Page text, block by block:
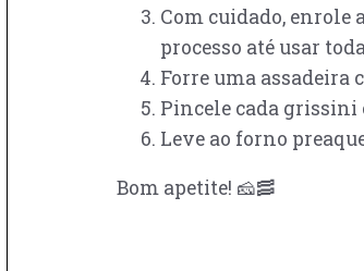
Com cuidado,
processo até usar
Forre uma assadeira
Pincele cada grissini
Leve ao forno
Bom apetite! 🧀🥓